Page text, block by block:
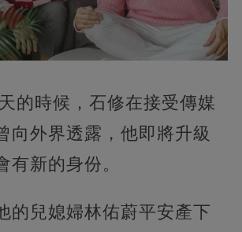
的時候，石修在接受傳媒
向外界透露，他即將升級
有新的身份。
的兒媳婦林佑蔚平安產下